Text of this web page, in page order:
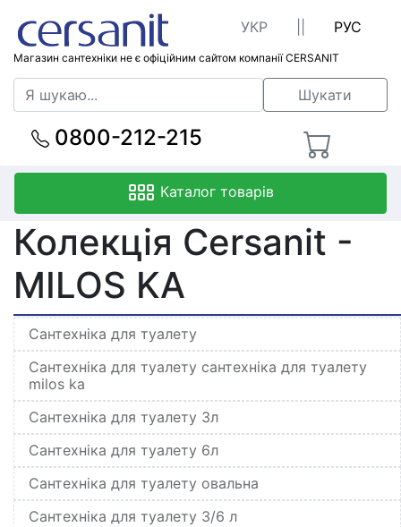
Магазин сантехніки не є офіційним сайтом компанії CERSANIT
УКР РУС
Шукати
0800-212-215
Каталог товарів
Колекція Cersanit -
MILOS KA
Сантехніка для туалету
Сантехніка для туалету сантехніка для туалету
milos ka
Сантехніка для туалету 3л
Сантехніка для туалету 6л
Сантехніка для туалету овальна
Сантехніка для туалету 3/6 л